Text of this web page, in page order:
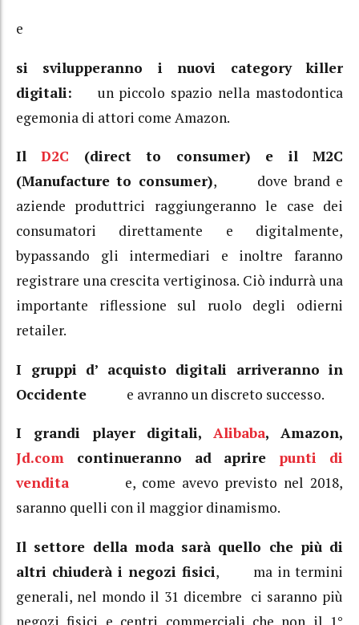
e
si svilupperanno i nuovi category killer
digitali: un piccolo spazio nella mastodontica
egemonia di attori come Amazon.
IlD2C (direct to consumer) e il M2C
(Manufacture to consumer), dove brand e
aziende produttrici raggiungeranno le case dei
consumatori direttamente e digitalmente,
bypassando gli intermediari e inoltre faranno
registrare una crescita vertiginosa. Ciò indurrà una
importante riflessione sul ruolo degli odierni
retailer.
I gruppi d’ acquisto digitali arriveranno in
Occidente e avranno un discreto successo.
I grandi player digitali,Alibaba, Amazon,
Jd.com continueranno ad aprire punti di
vendita
e, come avevo previsto nel 2018,
saranno quelli con il maggior dinamismo.
Il settore della moda sarà quello che più di
altri chiuderà i negozi fisici, ma in termini
generali, nel mondo il 31 dicembre ci saranno più
negozi fisici e centri commerciali che non il 1°